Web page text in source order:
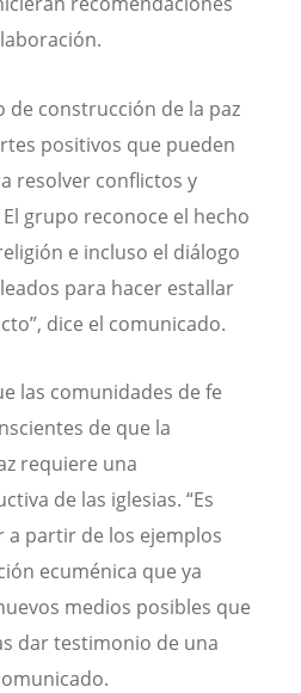
de construcción de la paz
positivos que pueden
resolver conflictos y
grupo reconoce el hecho
e incluso el diálogo
para hacer estallar
dice el comunicado.
las comunidades de fe
de que la
requiere una
de las iglesias. “Es
partir de los ejemplos
ecuménica que ya
medios posibles que
dar testimonio de una